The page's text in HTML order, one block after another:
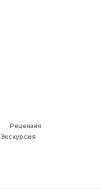
Рецензия
Экскурсия